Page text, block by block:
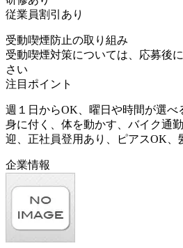
従業員割引あり
受動喫煙防止の取り組み
受動喫煙対策については、応募後
さい
注目ポイント
週１日からOK、曜日や時間が選べ
身に付く、体を動かす、バイク通
迎、正社員登用あり、ピアスOK、
企業情報